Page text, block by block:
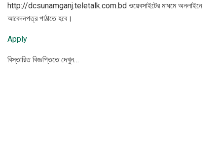
http://dcsunamganj.teletalk.com.bd ওয়েবসাইটের মাধমে অনলাইনে
আবেদনপত্র পাঠাতে হবে।
Apply
বিস্তারিত বিজ্ঞপ্তিতে দেখুন…